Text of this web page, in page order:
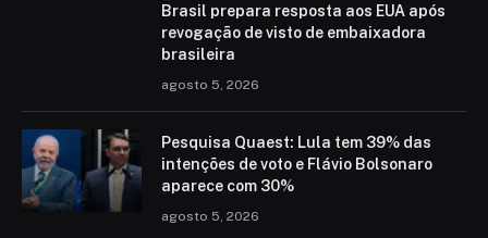
Brasil prepara resposta aos EUA após
revogação de visto de embaixadora
brasileira
agosto 5, 2026
Pesquisa Quaest: Lula tem 39% das
intenções de voto e Flávio Bolsonaro
aparece com 30%
agosto 5, 2026